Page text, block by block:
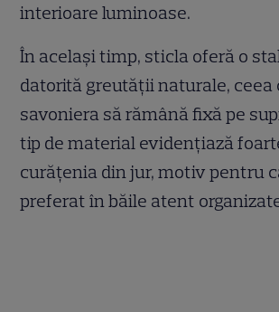
interioare luminoase.
În același timp, sticla oferă o
datorită greutății naturale, ceea
savoniera să rămână fixă pe
tip de material evidențiază
curățenia din jur, motiv pentru
preferat în băile atent